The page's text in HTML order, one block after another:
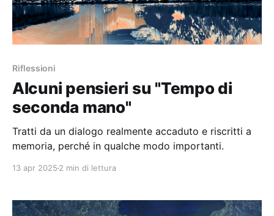
Riflessioni
Alcuni pensieri su "Tempo di
seconda mano"
Tratti da un dialogo realmente accaduto e riscritti a
memoria, perché in qualche modo importanti.
13 apr 2025 2 min di lettura